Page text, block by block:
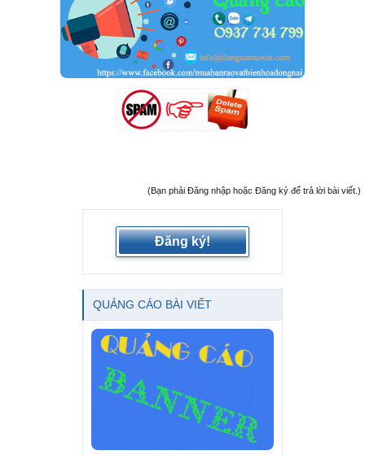
(Bạn phải Đăng nhập hoặc Đăng ký để trả lời bài viết.)
Đăng ký!
QUẢNG CÁO BÀI VIẾT